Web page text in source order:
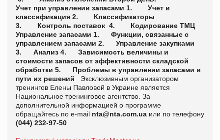
Учет при управлении запасами 1.
Учет и
классификация 2.
Классификаторы
3.
Контроль поставок 4.
Кодирование ТМЦ
Управление запасами 1.
Функции, связанные с
управлением запасами 2.
Управление закупками
3.
Анализ 4.
Зависимость величины и
стоимости запасов от эффективности складской
обработки 5.
Проблемы в управлении запасами и
пути их решений
Эксклюзивным организатором
тренингов Елены Павловой в Украине является
Национальное тренинговое агентство. За
дополнительной информацией о программе
обращайтесь по e-mail nta@nta.com.ua или по телефону
(044) 232-97-50